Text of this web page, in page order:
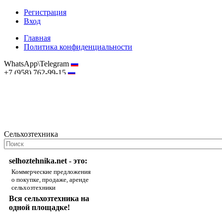
Регистрация
Вход
Главная
Политика конфиденциальности
WhatsApp\Telegram
+7 (958) 762-99-15
Сельхозтехника
selhoztehnika.net - это:
Коммерческие предложения
о покупке, продаже, аренде
сельхозтехники
Вся сельхозтехника на
одной площадке!